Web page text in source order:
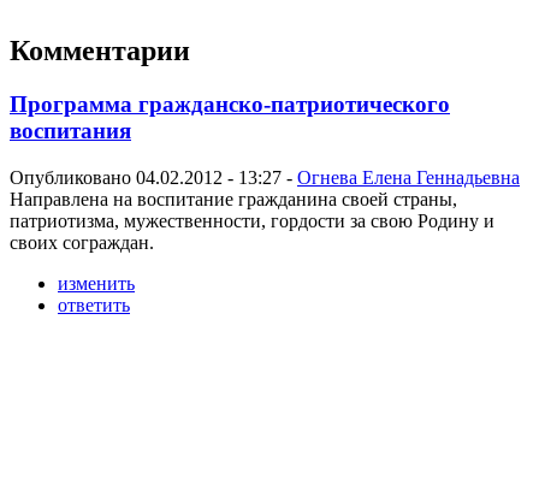
Комментарии
Программа гражданско-патриотического
воспитания
Опубликовано 04.02.2012 - 13:27 - Огнева Елена Геннадьевна
Направлена на воспитание гражданина своей страны,
патриотизма, мужественности, гордости за свою Родину и
своих сограждан.
изменить
ответить